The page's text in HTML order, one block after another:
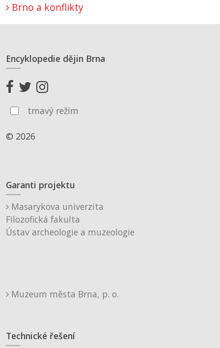
Brno a konflikty
Encyklopedie dějin Brna
tmavý režim
© 2026
Garanti projektu
Masarykova univerzita
Filozofická fakulta
Ústav archeologie a muzeologie
Muzeum města Brna, p. o.
Technické řešení